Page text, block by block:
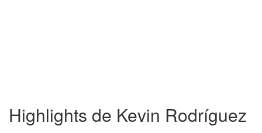
Highlights de Kevin Rodríguez